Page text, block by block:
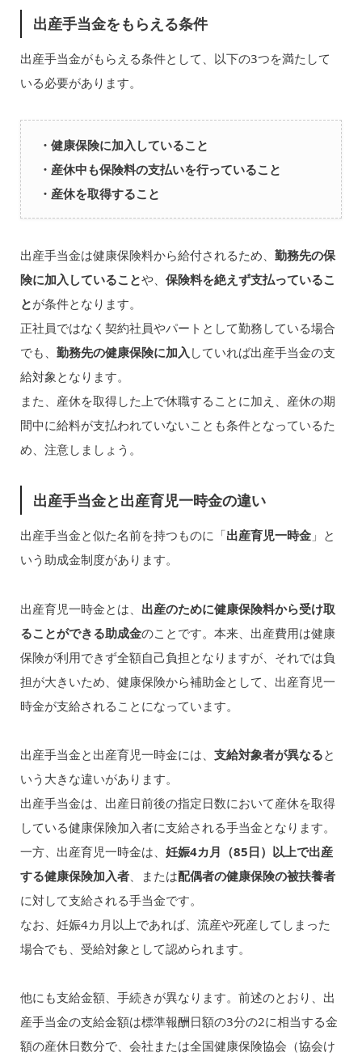
出産手当金をもらえる条件
出産手当金がもらえる条件として、以下の3つを満たして
いる必要があります。
・健康保険に加入していること
・産休中も保険料の支払いを行っていること
・産休を取得すること
出産手当金は健康保険料から給付されるため、 勤務先の保
険に加入していることや、 保険料を絶えず支払っているこ
とが条件となります。
正社員ではなく契約社員やパートとして勤務している場合
でも、 勤務先の健康保険に加入 していれば出産手当金の支
給対象となります。
また、産休を取得した上で休職することに加え、産休の期
間中に給料が支払われていないことも条件となっているた
め、注意しましょう。
出産手当金と出産育児一時金の違い
出産手当金と似た名前を持つものに「出産育児一時金」と
いう助成金制度があります。
出産育児一時金とは、 出産のために健康保険料から受け取
ることができる助成金のことです。本来、出産費用は健康
保険が利用できず全額自己負担となりますが、それでは負
担が大きいため、健康保険から補助金として、出産育児一
時金が支給されることになっています。
出産手当金と出産育児一時金には、 支給対象者が異なると
いう大きな違いがあります。
出産手当金は、出産日前後の指定日数において産休を取得
している健康保険加入者に支給される手当金となります。
一方、出産育児一時金は、 妊娠4カ月（85日）以上で出産
する健康保険加入者、または配偶者の健康保険の被扶養者
に対して支給される手当金です。
なお、妊娠4カ月以上であれば、流産や死産してしまった
場合でも、受給対象として認められます。
他にも支給金額、手続きが異なります。前述のとおり、出
産手当金の支給金額は標準報酬日額の3分の2に相当する金
額の産休日数分で、会社または全国健康保険協会（協会け